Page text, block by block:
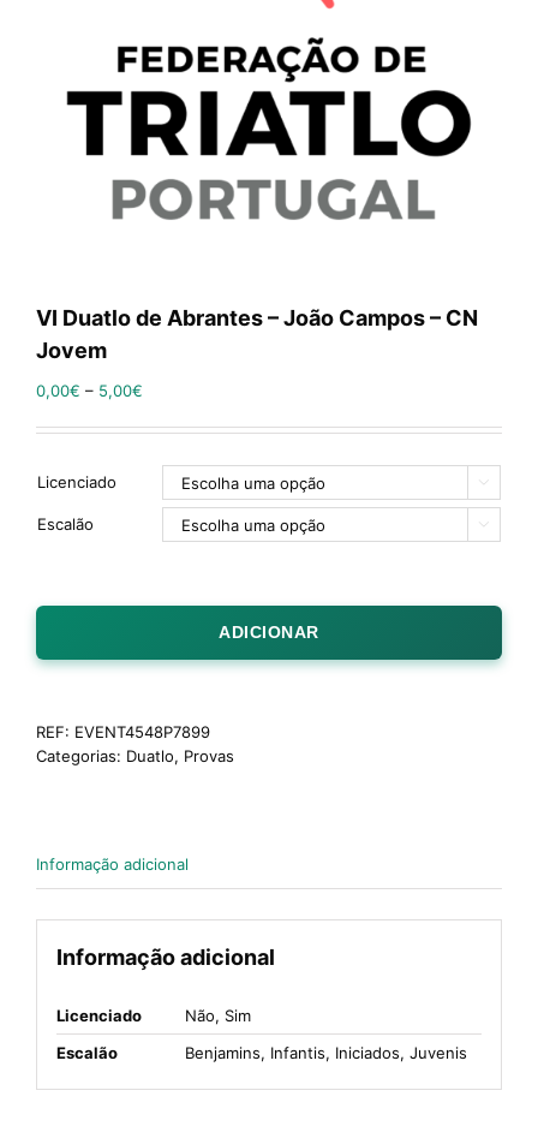
VI Duatlo de Abrantes – João Campos – CN
Jovem
0,00€ – 5,00€
Licenciado 
Escalão 
ADICIONAR
REF: EVENT4548P7899
Categorias: Duatlo, Provas
Informação adicional
Informação adicional
Licenciado
Não, Sim
Escalão
Benjamins, Infantis, Iniciados, Juvenis